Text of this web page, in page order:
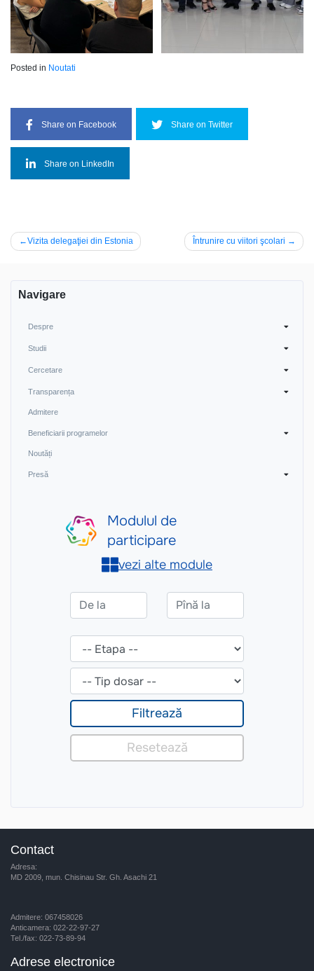
Posted in Noutati
Share on Facebook Share on Twitter
Share on LinkedIn
PostVizita delegaţiei din Estonia Întrunire cu viitori şcolari
Navigare
Despre
Studii
Cercetare
Transparența
Admitere
Beneficiarii programelor
Noutăți
Presă
Contact
Adresa:
MD 2009, mun. Chisinau Str. Gh. Asachi 21
Admitere: 067458026
Anticamera: 022-22-97-27
Tel./fax: 022-73-89-94
Adrese electronice